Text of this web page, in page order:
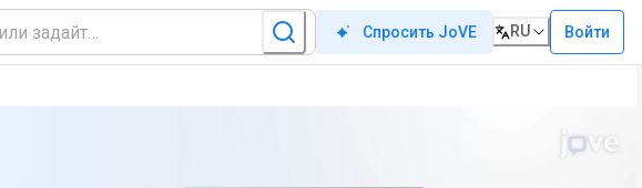
Спросить JoVE RU Войти